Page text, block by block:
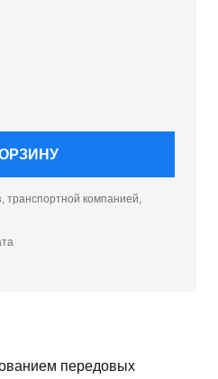
транспортной компанией,
передовых